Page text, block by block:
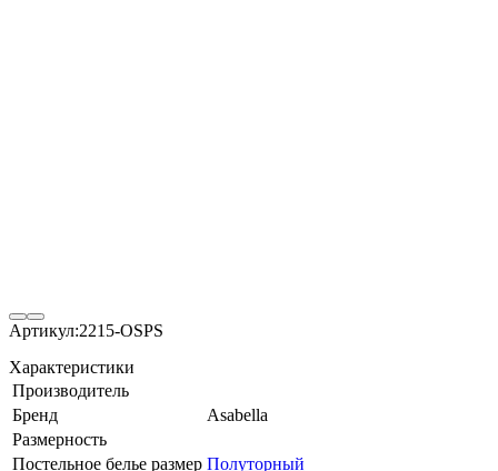
Артикул:2215-OSPS
Характеристики
Производитель
Бренд
Asabella
Размерность
Постельное белье размер Полуторный